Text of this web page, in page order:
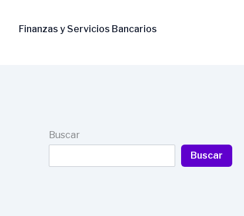
Finanzas y Servicios Bancarios
Buscar
Buscar